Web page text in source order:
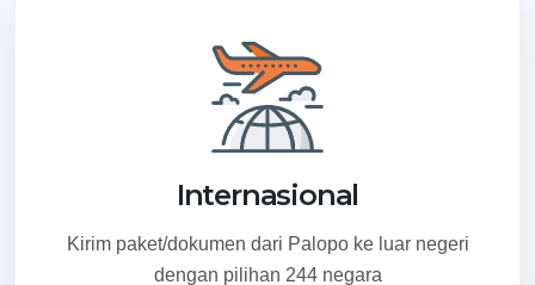
Internasional
Kirim paket/dokumen dari Palopo ke luar negeri
dengan pilihan 244 negara